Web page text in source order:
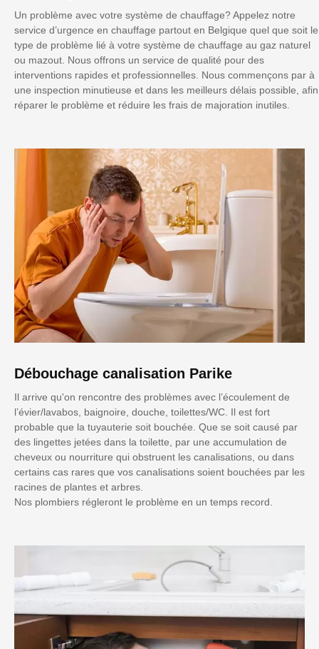
Un problème avec votre système de chauffage? Appelez notre
service d’urgence en chauffage partout en Belgique quel que soit le
type de problème lié à votre système de chauffage au gaz naturel
ou mazout. Nous offrons un service de qualité pour des
interventions rapides et professionnelles. Nous commençons par à
une inspection minutieuse et dans les meilleurs délais possible, afin
réparer le problème et réduire les frais de majoration inutiles.
Débouchage canalisation Parike
Il arrive qu'on rencontre des problèmes avec l’écoulement de
l’évier/lavabos, baignoire, douche, toilettes/WC. Il est fort
probable que la tuyauterie soit bouchée. Que se soit causé par
des lingettes jetées dans la toilette, par une accumulation de
cheveux ou nourriture qui obstruent les canalisations, ou dans
certains cas rares que vos canalisations soient bouchées par les
racines de plantes et arbres.
Nos plombiers régleront le problème en un temps record.